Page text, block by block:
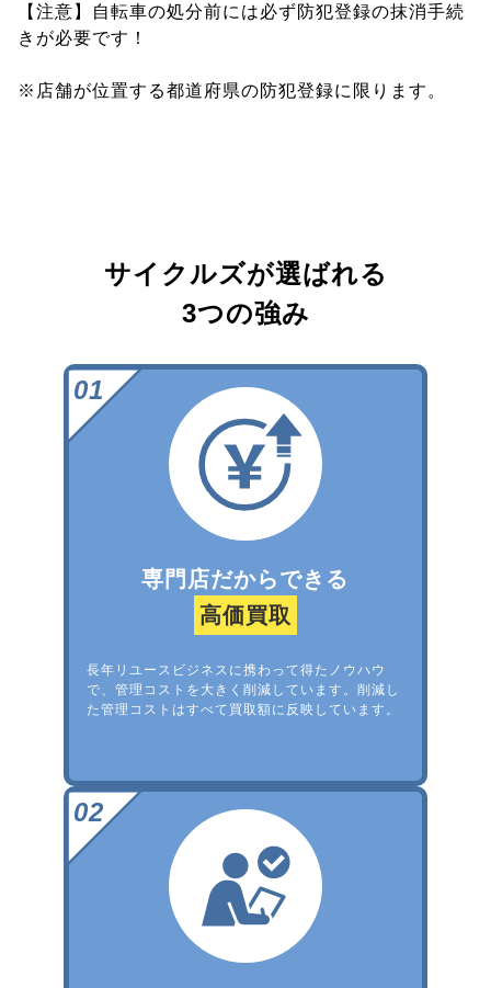
【注意】自転車の処分前には必ず防犯登録の抹消手続
きが必要です！
※店舗が位置する都道府県の防犯登録に限ります。
サイクルズが選ばれる
3つの強み
専門店だからできる
高価買取
長年リユースビジネスに携わって得たノウハウ
で、管理コストを大きく削減しています。削減し
た管理コストはすべて買取額に反映しています。